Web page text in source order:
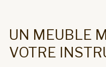
UN MEUBLE
VOTRE